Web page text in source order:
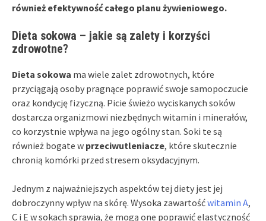
również efektywność całego planu żywieniowego.
Dieta sokowa – jakie są zalety i korzyści
zdrowotne?
Dieta sokowa ma wiele zalet zdrowotnych, które
przyciągają osoby pragnące poprawić swoje samopoczucie
oraz kondycję fizyczną. Picie świeżo wyciskanych soków
dostarcza organizmowi niezbędnych witamin i minerałów,
co korzystnie wpływa na jego ogólny stan. Soki te są
również bogate w przeciwutleniacze, które skutecznie
chronią komórki przed stresem oksydacyjnym.
Jednym z najważniejszych aspektów tej diety jest jej
dobroczynny wpływ na skórę. Wysoka zawartośćwitamin A,
C i E w sokach sprawia, że mogą one poprawić elastyczność